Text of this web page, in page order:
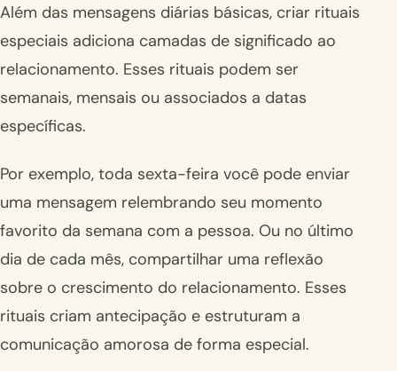
Além das mensagens diárias básicas, criar rituais
especiais adiciona camadas de significado ao
relacionamento. Esses rituais podem ser
semanais, mensais ou associados a datas
específicas.
Por exemplo, toda sexta-feira você pode enviar
uma mensagem relembrando seu momento
favorito da semana com a pessoa. Ou no último
dia de cada mês, compartilhar uma reflexão
sobre o crescimento do relacionamento. Esses
rituais criam antecipação e estruturam a
comunicação amorosa de forma especial.